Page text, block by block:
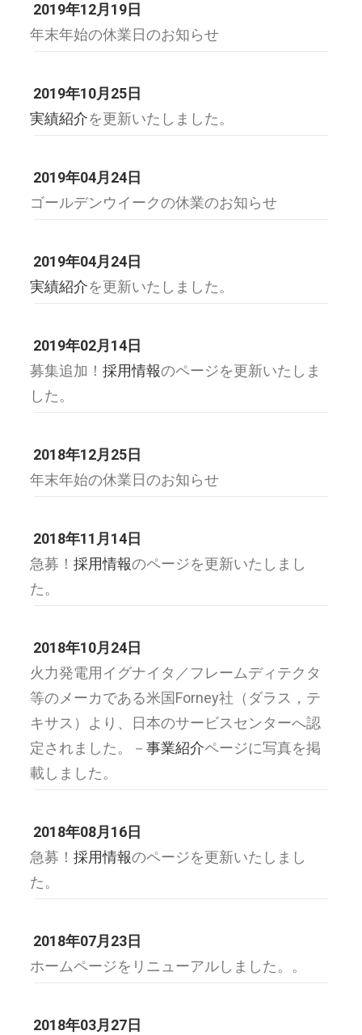
2019年12月19日
年末年始の休業日のお知らせ
2019年10月25日
実績紹介を更新いたしました。
2019年04月24日
ゴールデンウイークの休業のお知らせ
2019年04月24日
実績紹介を更新いたしました。
2019年02月14日
募集追加！ 採用情報のページを更新いたしま
した。
2018年12月25日
年末年始の休業日のお知らせ
2018年11月14日
急募！ 採用情報のページを更新いたしまし
た。
2018年10月24日
火力発電用イグナイタ／フレームディテクタ
等のメーカである米国Forney社（ダラス，テ
キサス）より、日本のサービスセンターへ認
定されました。－ 事業紹介ページに写真を掲
載しました。
2018年08月16日
急募！ 採用情報のページを更新いたしまし
た。
2018年07月23日
ホームページをリニューアルしました。。
2018年03月27日